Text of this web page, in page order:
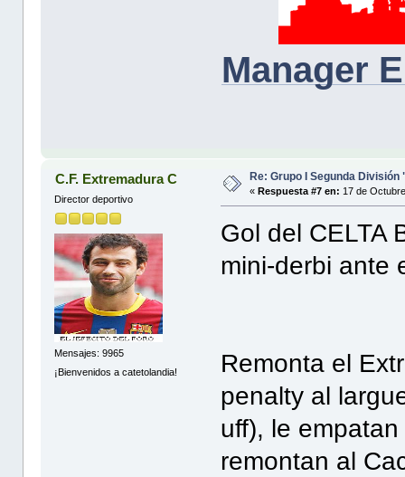
Manager
C.F. Extremadura C
Director deportivo
Mensajes: 9965
¡Bienvenidos a catetolandia!
Re: Grupo I Segunda División
« Respuesta #7 en: 17 de
Gol del CELTA
mini-derbi ante
Remonta el
penalty al
uff), le
remontan al